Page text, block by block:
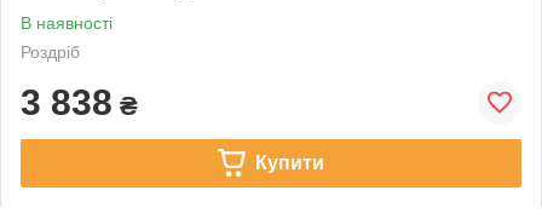
В наявності
Роздріб
3 838 ₴
Купити